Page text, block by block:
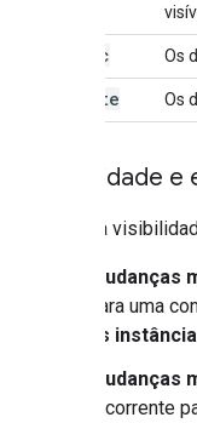
public Os
private Os
Visibilidade
Mudar a
para uma
as
recorrente